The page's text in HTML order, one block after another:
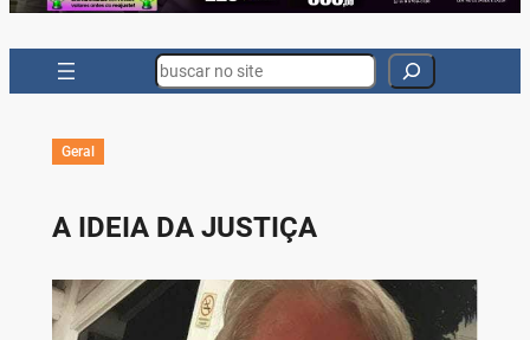
Search
Geral
A IDEIA DA JUSTIÇA